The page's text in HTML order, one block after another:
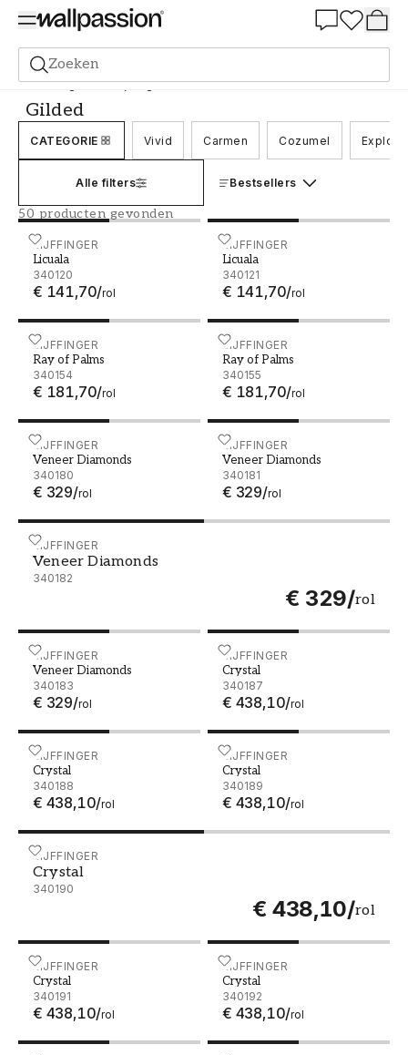
Zoeken
Behang Merk Eijffinger Gilded
Gilded
CATEGORIE Vivid Carmen Cozumel Explore
Alle filters Bestsellers
50 producten gevonden
EIJFFINGER
Licuala
340120
€ 141,70/rol
Licuala - 340120 EIJFFINGER
Licuala
340121
€ 141,70/rol
Licuala - 340121
EIJFFINGER
Ray of Palms
340154
€ 181,70/rol
Ray of Palms - 340154 EIJFFINGER
Ray of Palms
340155
€ 181,70/rol
Ray of Palms - 340155
EIJFFINGER
Veneer Diamonds
340180
€ 329/rol
Veneer Diamonds - 340180EIJFFINGER
Veneer Diamonds
340181
€ 329/rol
Veneer Diamonds -
EIJFFINGER
Veneer Diamonds
340182
€ 329/rol
Veneer Diamonds - 340182
EIJFFINGER
Veneer Diamonds
340183
€ 329/rol
Veneer Diamonds - 340183EIJFFINGER
Crystal
340187
€ 438,10/rol
Crystal - 340187
EIJFFINGER
Crystal
340188
€ 438,10/rol
Crystal - 340188 EIJFFINGER
Crystal
340189
€ 438,10/rol
Crystal - 340189
EIJFFINGER
Crystal
340190
€ 438,10/rol
Crystal - 340190
EIJFFINGER
Crystal
340191
€ 438,10/rol
Crystal - 340191 EIJFFINGER
Crystal
340192
€ 438,10/rol
Crystal - 340192